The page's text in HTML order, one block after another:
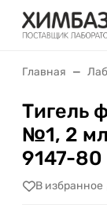
Главная
Тигель
№1, 2
9147-80
В избранное